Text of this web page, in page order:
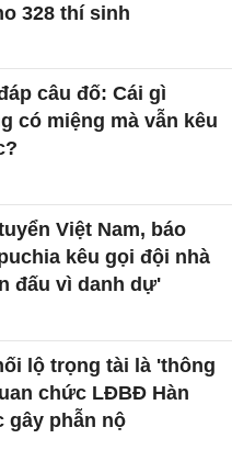
328 thí sinh
câu đố: Cái gì
có miệng mà vẫn kêu
Việt Nam, báo
kêu gọi đội nhà
đấu vì danh dự'
lộ trọng tài là 'thông
chức LĐBĐ Hàn
gây phẫn nộ